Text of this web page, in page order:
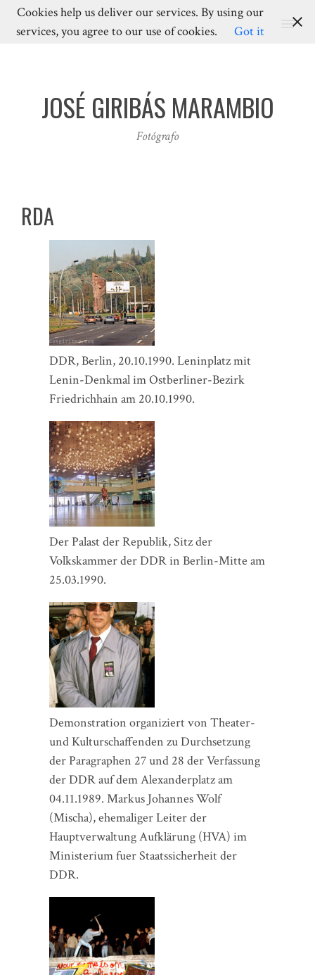
MENU
JOSÉ GIRIBÁS MARAMBIO
Fotógrafo
RDA
DDR, Berlin, 20.10.1990. Leninplatz mit
Lenin-Denkmal im Ostberliner-Bezirk
Friedrichhain am 20.10.1990.
Der Palast der Republik, Sitz der
Volkskammer der DDR in Berlin-Mitte am
25.03.1990.
Demonstration organiziert von Theater-
und Kulturschaffenden zu Durchsetzung
der Paragraphen 27 und 28 der Verfassung
der DDR auf dem Alexanderplatz am
04.11.1989. Markus Johannes Wolf
(Mischa), ehemaliger Leiter der
Hauptverwaltung Aufklärung (HVA) im
Ministerium fuer Staatssicherheit der
DDR.
Cookies help us deliver our services. By using our
services, you agree to our use of cookies.
Got it